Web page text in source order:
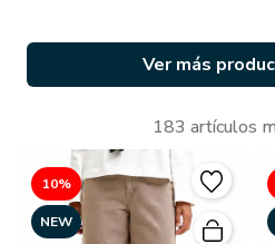
Ver más
183 artículos
10%
NEW